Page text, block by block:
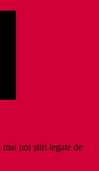
mai noi ştiri legate de